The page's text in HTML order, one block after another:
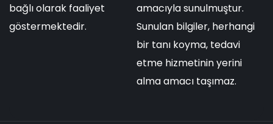
bağlı olarak faaliyet
göstermektedir.
amacıyla sunulmuştur.
Sunulan bilgiler, herhangi
bir tanı koyma, tedavi
etme hizmetinin yerini
alma amacı taşımaz.